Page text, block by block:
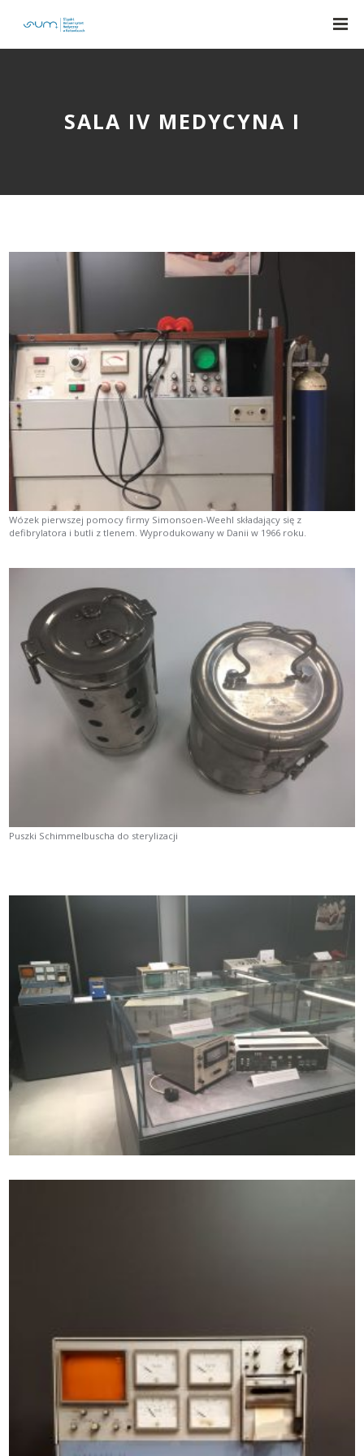
SALA IV MEDYCYNA I
Wózek pierwszej pomocy firmy Simonsoen-Weehl składający się z
defibrylatora i butli z tlenem. Wyprodukowany w Danii w 1966 roku.
Puszki Schimmelbuscha do sterylizacji